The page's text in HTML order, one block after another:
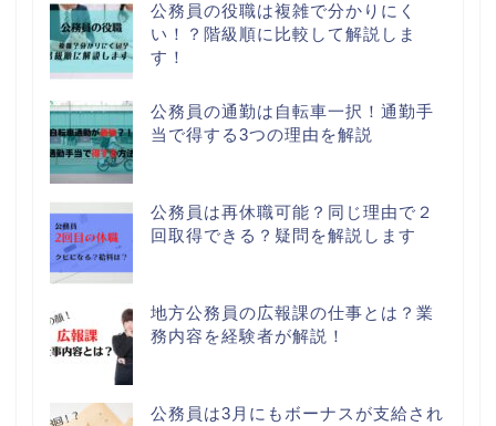
公務員の役職は複雑で分かりにく
い！？階級順に比較して解説しま
す！
公務員の通勤は自転車一択！通勤手
当で得する3つの理由を解説
公務員は再休職可能？同じ理由で２
回取得できる？疑問を解説します
地方公務員の広報課の仕事とは？業
務内容を経験者が解説！
公務員は3月にもボーナスが支給され